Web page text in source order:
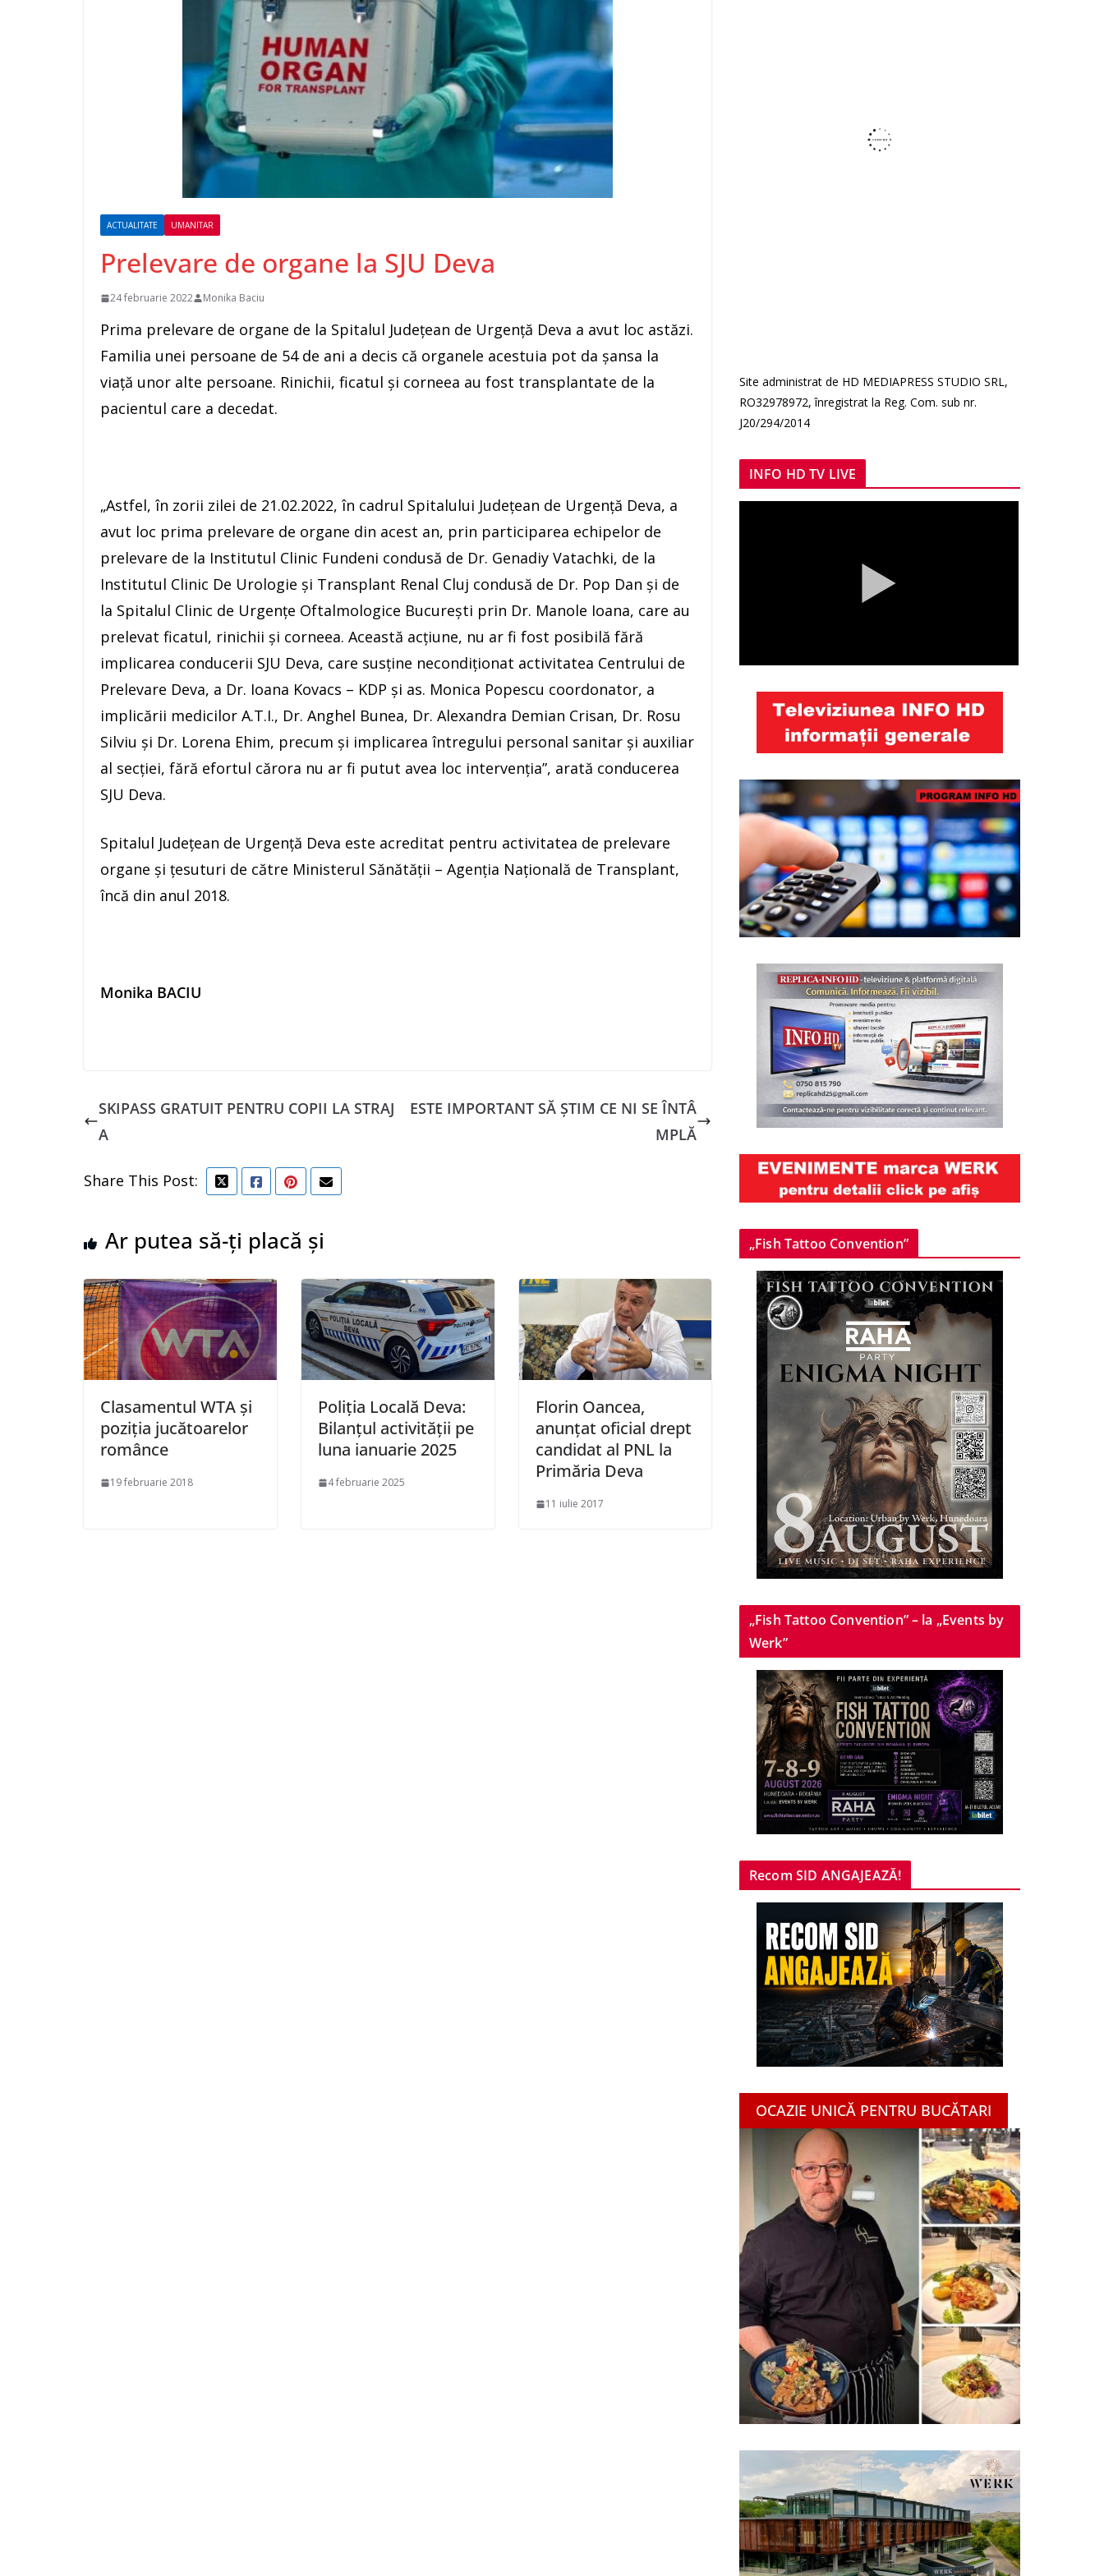
ACTUALITATE UMANITAR
Prelevare de organe la SJU Deva
24 februarie 2022 Monika Baciu
Prima prelevare de organe de la Spitalul Județean de Urgență Deva a avut loc astăzi.
Familia unei persoane de 54 de ani a decis că organele acestuia pot da șansa la
viață unor alte persoane. Rinichii, ficatul și corneea au fost transplantate de la
pacientul care a decedat.
„Astfel, în zorii zilei de 21.02.2022, în cadrul Spitalului Județean de Urgență Deva, a
avut loc prima prelevare de organe din acest an, prin participarea echipelor de
prelevare de la Institutul Clinic Fundeni condusă de Dr. Genadiy Vatachki, de la
Institutul Clinic De Urologie și Transplant Renal Cluj condusă de Dr. Pop Dan și de
la Spitalul Clinic de Urgențe Oftalmologice București prin Dr. Manole Ioana, care au
prelevat ficatul, rinichii și corneea. Această acțiune, nu ar fi fost posibilă fără
implicarea conducerii SJU Deva, care susține necondiționat activitatea Centrului de
Prelevare Deva, a Dr. Ioana Kovacs – KDP și as. Monica Popescu coordonator, a
implicării medicilor A.T.I., Dr. Anghel Bunea, Dr. Alexandra Demian Crisan, Dr. Rosu
Silviu și Dr. Lorena Ehim, precum și implicarea întregului personal sanitar și auxiliar
al secției, fără efortul cărora nu ar fi putut avea loc intervenția”, arată conducerea
SJU Deva.
Spitalul Județean de Urgență Deva este acreditat pentru activitatea de prelevare
organe și țesuturi de către Ministerul Sănătății – Agenția Națională de Transplant,
încă din anul 2018.
Monika BACIU
SKIPASS GRATUIT PENTRU COPII LA STRAJ
A
ESTE IMPORTANT SĂ ŞTIM CE NI SE ÎNTÂ
MPLĂ
Share This Post:
Ar putea să-ți placă și
Clasamentul WTA și
poziția jucătoarelor
românce
19 februarie 2018
Poliția Locală Deva:
Bilanțul activității pe
luna ianuarie 2025
4 februarie 2025
Florin Oancea,
anunțat oficial drept
candidat al PNL la
Primăria Deva
11 iulie 2017
Site administrat de HD MEDIAPRESS STUDIO SRL,
RO32978972, înregistrat la Reg. Com. sub nr.
J20/294/2014
INFO HD TV LIVE
„Fish Tattoo Convention”
„Fish Tattoo Convention” – la „Events by
Werk”
Recom SID ANGAJEAZĂ!
OCAZIE UNICĂ PENTRU BUCĂTARI